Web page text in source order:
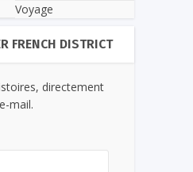
Voyage
FRENCH DISTRICT
directement
mail.